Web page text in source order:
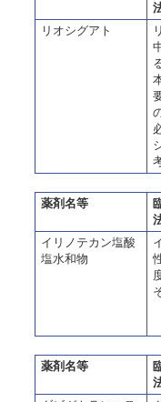
リオシグアト
薬剤名等
イリノテカン塩酸
塩水和物
薬剤名等